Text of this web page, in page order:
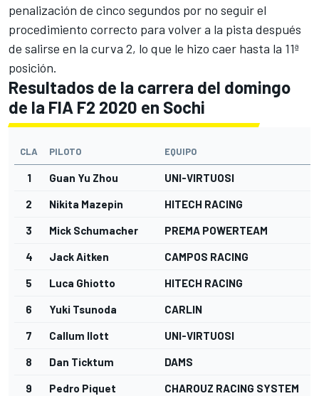
penalización de cinco segundos por no seguir el
procedimiento correcto para volver a la pista después
de salirse en la curva 2, lo que le hizo caer hasta la 11ª
posición.
Resultados de la carrera del domingo
de la FIA F2 2020 en Sochi
CLA PILOTO EQUIPO
1 Guan Yu Zhou UNI-VIRTUOSI
2 Nikita Mazepin HITECH RACING
3 Mick Schumacher PREMA POWERTEAM
4 Jack Aitken CAMPOS RACING
5 Luca Ghiotto HITECH RACING
6 Yuki Tsunoda CARLIN
7 Callum Ilott UNI-VIRTUOSI
8 Dan Ticktum DAMS
9 Pedro Piquet CHAROUZ RACING SYSTEM